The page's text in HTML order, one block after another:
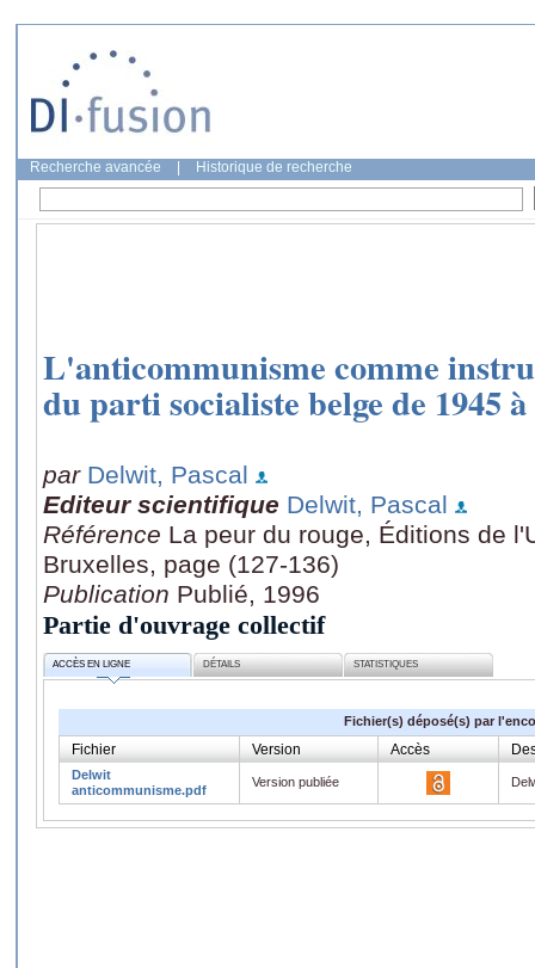
Recherche avancée Historique de recherche
L'anticommunisme comme
du parti socialiste belge de 1945 à
par Delwit, Pascal
Editeur scientifique Delwit, Pascal
Référence La peur du rouge, Éditions de
Bruxelles, page (127-136)
Publication Publié, 1996
Partie d'ouvrage collectif
ACCÈS EN LIGNE DÉTAILS STATISTIQUES
Fichier(s) déposé(s) par
Fichier Version Accès
Delwit
anticommunisme.pdf
Version publiée